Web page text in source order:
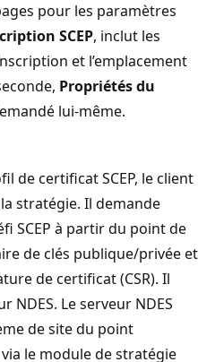
pour les paramètres
SCEP, inclut les
et l’emplacement
Propriétés du
lui-même.
de certificat SCEP, le client
stratégie. Il demande
SCEP à partir du point de
de clés publique/privée et
de certificat (CSR). Il
NDES. Le serveur NDES
de site du point
le module de stratégie